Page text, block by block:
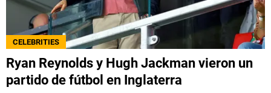
CELEBRITIES
Ryan Reynolds y Hugh Jackman vieron un
partido de fútbol en Inglaterra